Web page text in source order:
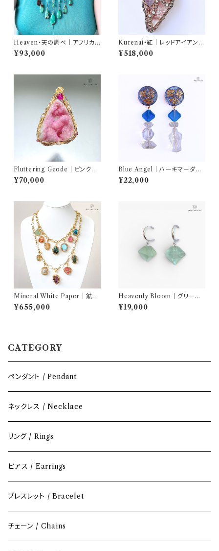
Heaven・天の調べ｜アフリカン
クリソプレーズ ネックレス（ヴィ
ンテージチェーン／53–62cm）
¥93,000
Kurenai・紅｜レッドアイアンク
ォーツ 二連ネックレス（純銀／K
14gf）｜AQUARYLIS
¥518,000
Fluttering Geode｜ピンクコ
バルトカルサイト ペンダント（K1
4ゴールドフィルド）｜AQUARY
¥70,000
Blue Angel｜ハーキマーダイ
ヤモンド＆天使ガラス ピアス（K
14gf／サージカルステンレス）
¥22,000
Mineral White Paper｜鉱物
白書 ネックレスセット（12種天然
石／2本チェーン）｜AQUARY
¥655,000
Heavenly Bloom｜グリーン
フローライト フープピアス（シル
バーメッキ）｜AQUARYLIS
¥19,000
CATEGORY
ペンダント / Pendant
ネックレス / Necklace
リング / Rings
ピアス / Earrings
ブレスレット / Bracelet
チェーン / Chains